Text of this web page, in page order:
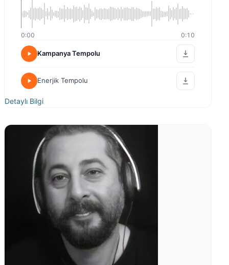
0:00 0:10
Kampanya Tempolu
Enerjik Tempolu
Detaylı Bilgi